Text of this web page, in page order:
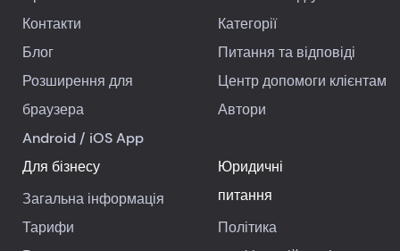
Контакти
Блог
Розширення для
браузера
Android / iOSApp
Категорії
Питання та відповіді
Центр допомоги клієнтам
Автори
Для бізнесу
Загальна інформація
Тарифи
Юридичні
питання
Політика